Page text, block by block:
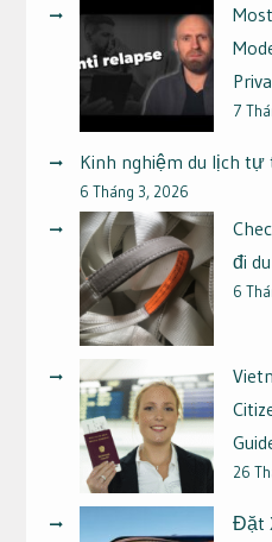
7
Kinh nghiệm du lịch
6 Tháng 3, 2026
đi
6
26
Đặt